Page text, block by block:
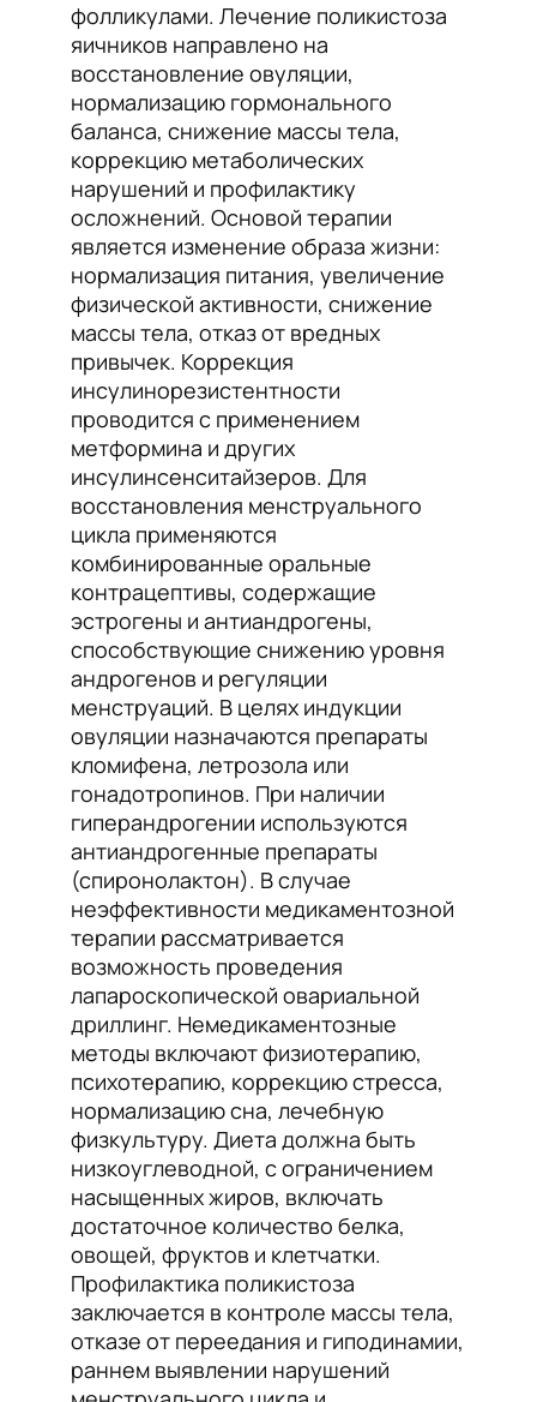
фолликулами. Лечение поликистоза
яичников направлено на
восстановление овуляции,
нормализацию гормонального
баланса, снижение массы тела,
коррекцию метаболических
нарушений и профилактику
осложнений. Основой терапии
является изменение образа жизни:
нормализация питания, увеличение
физической активности, снижение
массы тела, отказ от вредных
привычек. Коррекция
инсулинорезистентности
проводится с применением
метформина и других
инсулинсенситайзеров. Для
восстановления менструального
цикла применяются
комбинированные оральные
контрацептивы, содержащие
эстрогены и антиандрогены,
способствующие снижению уровня
андрогенов и регуляции
менструаций. В целях индукции
овуляции назначаются препараты
кломифена, летрозола или
гонадотропинов. При наличии
гиперандрогении используются
антиандрогенные препараты
(спиронолактон). В случае
неэффективности медикаментозной
терапии рассматривается
возможность проведения
лапароскопической овариальной
дриллинг. Немедикаментозные
методы включают физиотерапию,
психотерапию, коррекцию стресса,
нормализацию сна, лечебную
физкультуру. Диета должна быть
низкоуглеводной, с ограничением
насыщенных жиров, включать
достаточное количество белка,
овощей, фруктов и клетчатки.
Профилактика поликистоза
заключается в контроле массы тела,
отказе от переедания и гиподинамии,
раннем выявлении нарушений